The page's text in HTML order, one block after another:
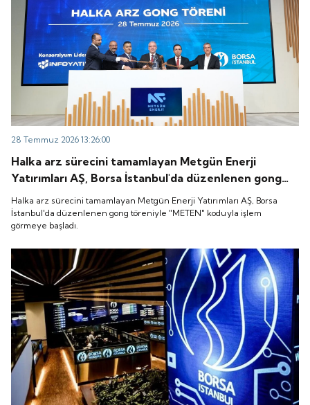
28 Temmuz 2026 13:26:00
Halka arz sürecini tamamlayan Metgün Enerji
Yatırımları AŞ, Borsa İstanbul'da düzenlenen gong
töreniyle "METEN" koduyla işlem görmeye başladı.
Halka arz sürecini tamamlayan Metgün Enerji Yatırımları AŞ, Borsa
İstanbul'da düzenlenen gong töreniyle "METEN" koduyla işlem
görmeye başladı.